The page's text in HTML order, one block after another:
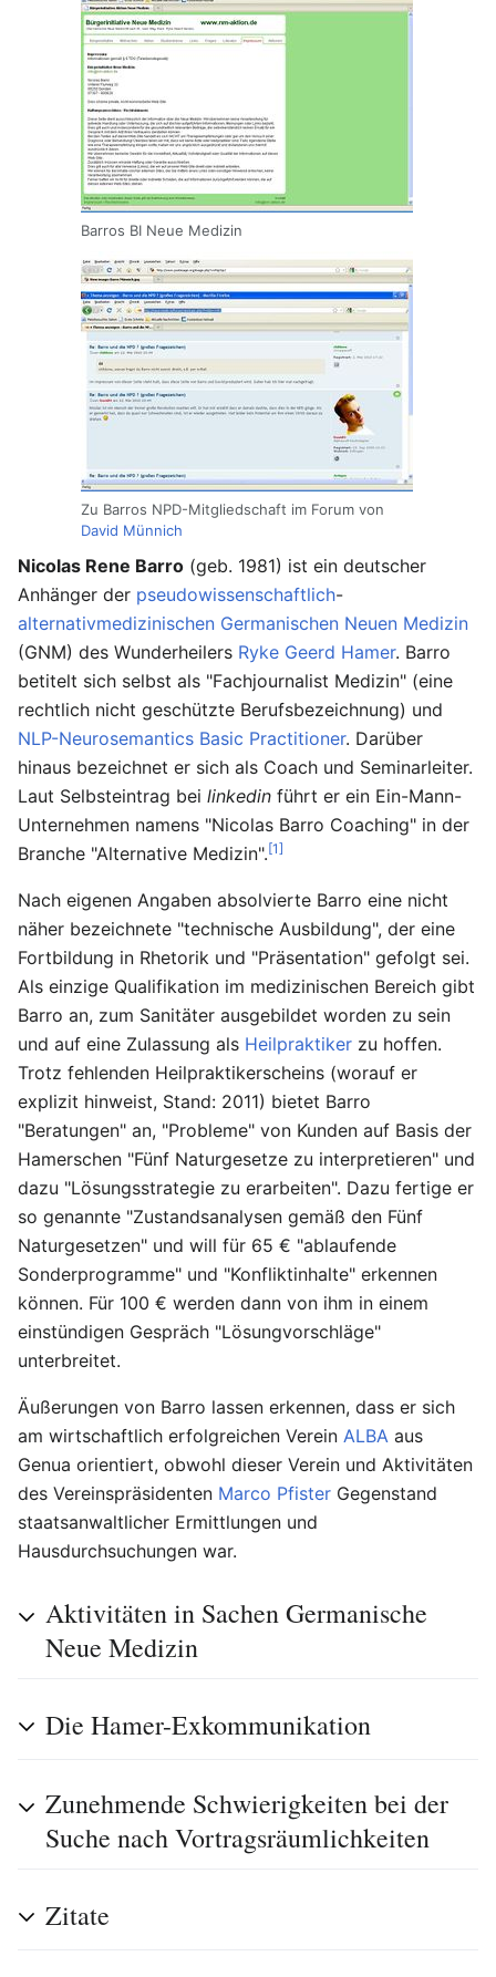
Barros BI Neue Medizin
Zu Barros NPD-Mitgliedschaft im Forum von
David Münnich
Nicolas Rene Barro (geb. 1981) ist ein deutscher
Anhänger der pseudowissenschaftlich-
alternativmedizinischen Germanischen Neuen Medizin
(GNM) des Wunderheilers Ryke Geerd Hamer. Barro
betitelt sich selbst als "Fachjournalist Medizin" (eine
rechtlich nicht geschützte Berufsbezeichnung) und
NLP-Neurosemantics Basic Practitioner. Darüber
hinaus bezeichnet er sich als Coach und Seminarleiter.
Laut Selbsteintrag bei linkedin führt er ein Ein-Mann-
Unternehmen namens "Nicolas Barro Coaching" in der
Branche "Alternative Medizin".[1]
Nach eigenen Angaben absolvierte Barro eine nicht
näher bezeichnete "technische Ausbildung", der eine
Fortbildung in Rhetorik und "Präsentation" gefolgt sei.
Als einzige Qualifikation im medizinischen Bereich gibt
Barro an, zum Sanitäter ausgebildet worden zu sein
und auf eine Zulassung als Heilpraktiker zu hoffen.
Trotz fehlenden Heilpraktikerscheins (worauf er
explizit hinweist, Stand: 2011) bietet Barro
"Beratungen" an, "Probleme" von Kunden auf Basis der
Hamerschen "Fünf Naturgesetze zu interpretieren" und
dazu "Lösungsstrategie zu erarbeiten". Dazu fertige er
so genannte "Zustandsanalysen gemäß den Fünf
Naturgesetzen" und will für 65 € "ablaufende
Sonderprogramme" und "Konfliktinhalte" erkennen
können. Für 100 € werden dann von ihm in einem
einstündigen Gespräch "Lösungvorschläge"
unterbreitet.
Äußerungen von Barro lassen erkennen, dass er sich
am wirtschaftlich erfolgreichen Verein ALBA aus
Genua orientiert, obwohl dieser Verein und Aktivitäten
des Vereinspräsidenten Marco Pfister Gegenstand
staatsanwaltlicher Ermittlungen und
Hausdurchsuchungen war.
Aktivitäten in Sachen Germanische
Neue Medizin
Die Hamer-Exkommunikation
Zunehmende Schwierigkeiten bei der
Suche nach Vortragsräumlichkeiten
Zitate